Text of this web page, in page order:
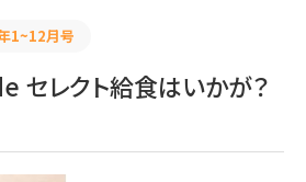
1~12月号
セレクト給食はいかが？